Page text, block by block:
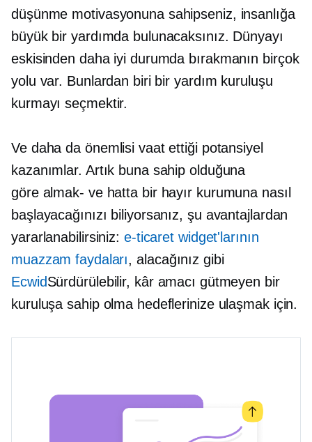
düşünme motivasyonuna sahipseniz, insanlığa
büyük bir yardımda bulunacaksınız. Dünyayı
eskisinden daha iyi durumda bırakmanın birçok
yolu var. Bunlardan biri bir yardım kuruluşu
kurmayı seçmektir.
Ve daha da önemlisi vaat ettiği potansiyel
kazanımlar. Artık buna sahip olduğuna
göre almak- ve hatta bir hayır kurumuna nasıl
başlayacağınızı biliyorsanız, şu avantajlardan
yararlanabilirsiniz: e-ticaret widget'larının
muazzam faydaları, alacağınız gibi
EcwidSürdürülebilir, kâr amacı gütmeyen bir
kuruluşa sahip olma hedeflerinize ulaşmak için.